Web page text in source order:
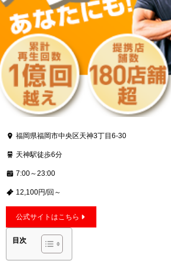
福岡県福岡市中央区天神3丁目6-30
天神駅徒歩6分
7:00～23:00
12,100円/回～
公式サイトはこちら
目次